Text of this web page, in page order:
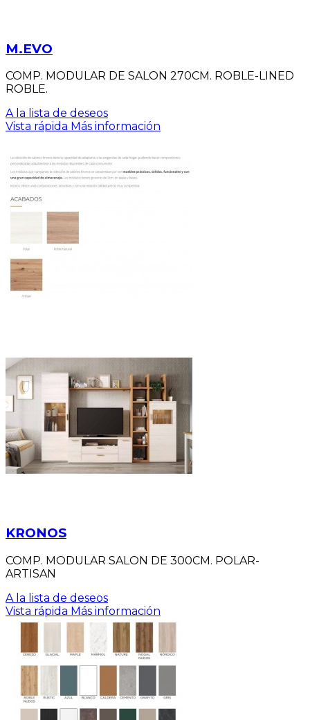
M.EVO
COMP. MODULAR DE SALON 270CM. ROBLE-LINED
ROBLE.
A la lista de deseos
Vista rápida Más información
KRONOS
COMP. MODULAR SALON DE 300CM. POLAR-
ARTISAN
A la lista de deseos
Vista rápida Más información